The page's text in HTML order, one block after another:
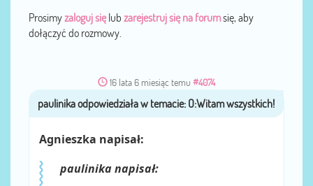
Prosimyzaloguj sięlub zarejestruj się na forumsię, aby
dołączyć do rozmowy.
16 lata 6 miesiąc temu #4074
przezpaulinika
Agnieszka napisał:
paulinika napisał: